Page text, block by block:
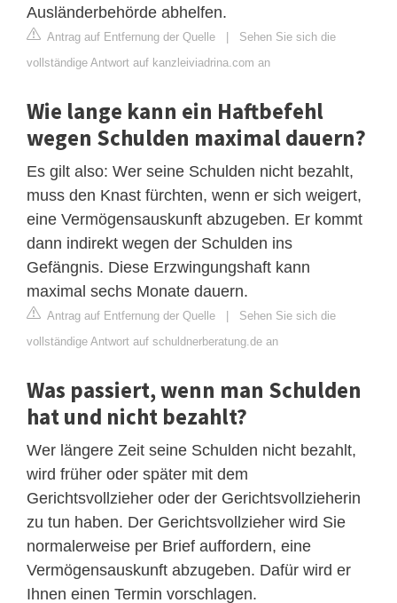
Ausländerbehörde abhelfen.
Antrag auf Entfernung der Quelle | Sehen Sie sich die
vollständige Antwort auf kanzleiviadrina.com an
Wie lange kann ein Haftbefehl
wegen Schulden maximal dauern?
Es gilt also: Wer seine Schulden nicht bezahlt,
muss den Knast fürchten, wenn er sich weigert,
eine Vermögensauskunft abzugeben. Er kommt
dann indirekt wegen der Schulden ins
Gefängnis. Diese Erzwingungshaft kann
maximal sechs Monate dauern.
Antrag auf Entfernung der Quelle | Sehen Sie sich die
vollständige Antwort auf schuldnerberatung.de an
Was passiert, wenn man Schulden
hat und nicht bezahlt?
Wer längere Zeit seine Schulden nicht bezahlt,
wird früher oder später mit dem
Gerichtsvollzieher oder der Gerichtsvollzieherin
zu tun haben. Der Gerichtsvollzieher wird Sie
normalerweise per Brief auffordern, eine
Vermögensauskunft abzugeben. Dafür wird er
Ihnen einen Termin vorschlagen.